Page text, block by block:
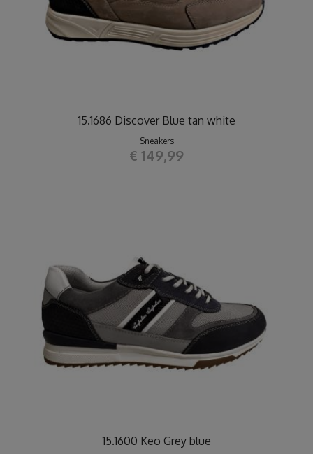
15.1686 Discover Blue tan white
Sneakers
€ 149,99
15.1600 Keo Grey blue